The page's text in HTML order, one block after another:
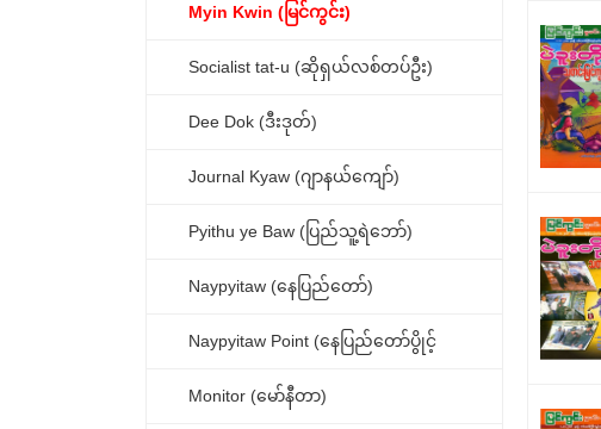
Myin Kwin (မြင်ကွင်း)
Socialist tat-u (ဆိုရှယ်လစ်တပ်ဦး)
Dee Dok (ဒီးဒုတ်)
Journal Kyaw (ဂျာနယ်ကျော်)
Pyithu ye Baw (ပြည်သူ့ရဲဘော်)
Naypyitaw (နေပြည်တော်)
Naypyitaw Point (နေပြည်တော်ပွိုင့်
Monitor (မော်နီတာ)